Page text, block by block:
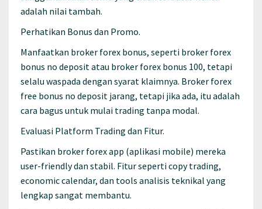
adalah nilai tambah.
Perhatikan Bonus dan Promo.
Manfaatkan broker forex bonus, seperti broker forex
bonus no deposit atau broker forex bonus 100, tetapi
selalu waspada dengan syarat klaimnya. Broker forex
free bonus no deposit jarang, tetapi jika ada, itu adalah
cara bagus untuk mulai trading tanpa modal.
Evaluasi Platform Trading dan Fitur.
Pastikan broker forex app (aplikasi mobile) mereka
user-friendly dan stabil. Fitur seperti copy trading,
economic calendar, dan tools analisis teknikal yang
lengkap sangat membantu.